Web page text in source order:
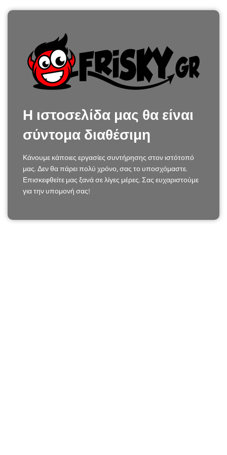
Η ιστοσελίδα μας θα είναι
σύντομα διαθέσιμη
Κάνουμε κάποιες εργασίες συντήρησης στον ιστότοπό
μας. Δεν θα πάρει πολύ χρόνο, σας το υποσχόμαστε.
Επισκεφθείτε μας ξανά σε λίγες μέρες. Σας ευχαριστούμε
για την υπομονή σας!